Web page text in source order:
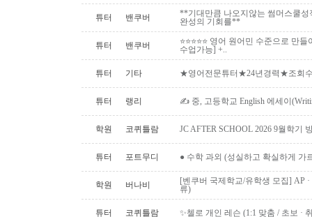
튜터 밴쿠버
**기대만큼 나오지않는 썸머스쿨
완성의 기회를**
튜터 밴쿠버
⭐⭐⭐⭐⭐ 영어 원어민 수준으로
수업가능] +..
튜터 기타 ★영어전문튜터★24년경력★조회
튜터 랭리 ✍ 중, 고등학교 English 에세이
학원 코퀴틀람 JC AFTER SCHOOL 2026 9월학기
튜터 포트무디 ● 수학 과외 (성실하고 확실하게 가
학원 버나비
[벤쿠버 국제학교/유학생 모집] AP ·
류)
튜터 코퀴틀람 ✨첼로 개인 레슨 (1:1 맞춤 / 초보 ·